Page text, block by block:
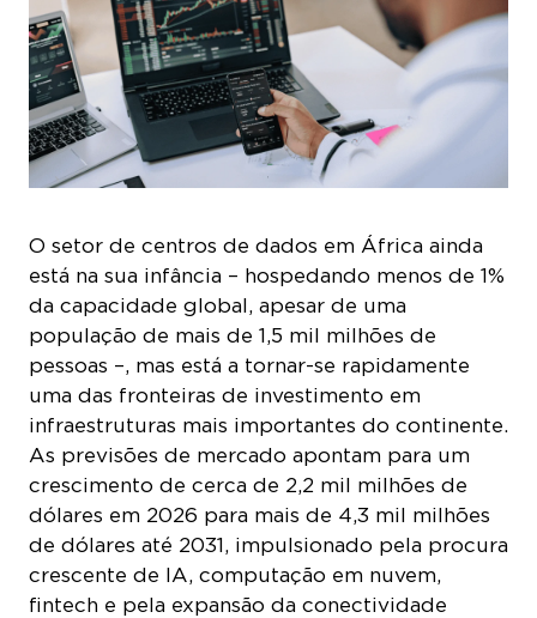
O setor de centros de dados em África ainda
está na sua infância – hospedando menos de 1%
da capacidade global, apesar de uma
população de mais de 1,5 mil milhões de
pessoas –, mas está a tornar-se rapidamente
uma das fronteiras de investimento em
infraestruturas mais importantes do continente.
As previsões de mercado apontam para um
crescimento de cerca de 2,2 mil milhões de
dólares em 2026 para mais de 4,3 mil milhões
de dólares até 2031, impulsionado pela procura
crescente de IA, computação em nuvem,
fintech e pela expansão da conectividade